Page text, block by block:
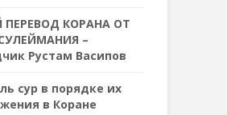
КОРАНА ОТ
–
Рустам Васипов
сур в порядке их
в Коране